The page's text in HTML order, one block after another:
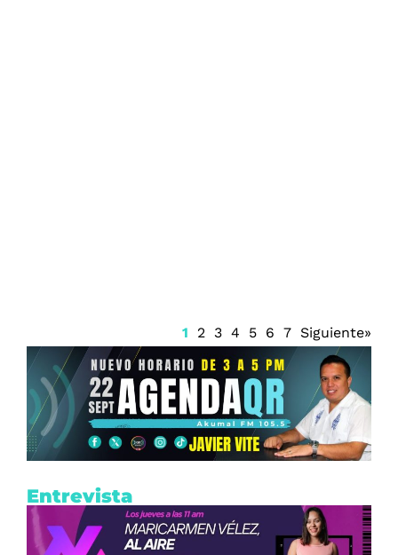
1 2 3 4 5 6 7 Siguiente»
Entrevista